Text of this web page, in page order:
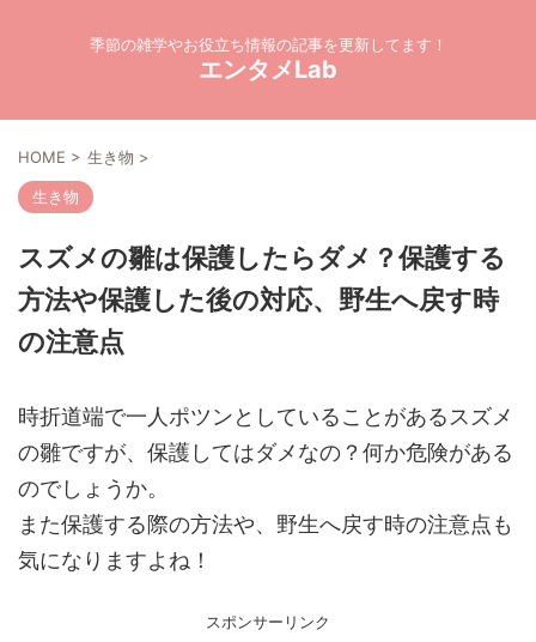
季節の雑学やお役立ち情報の記事を更新してます！
エンタメLab
HOME > 生き物 >
生き物
スズメの雛は保護したらダメ？保護する
方法や保護した後の対応、野生へ戻す時
の注意点
時折道端で一人ポツンとしていることがあるスズメ
の雛ですが、保護してはダメなの？何か危険がある
のでしょうか。
また保護する際の方法や、野生へ戻す時の注意点も
気になりますよね！
スポンサーリンク